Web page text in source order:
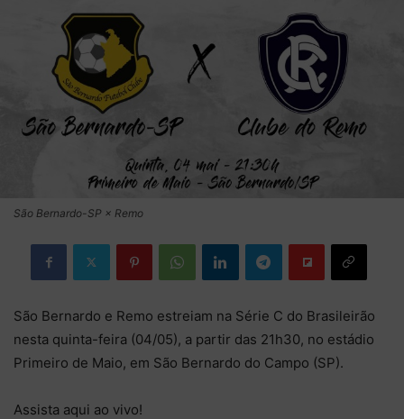
São Bernardo-SP × Remo
São Bernardo e Remo estreiam na Série C do Brasileirão
nesta quinta-feira (04/05), a partir das 21h30, no estádio
Primeiro de Maio, em São Bernardo do Campo (SP).
Assista aqui ao vivo!